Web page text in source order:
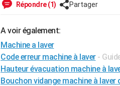
Répondre (1) Partager
A voir également:
Machine a laver
Code erreur machine à laver -
Hauteur évacuation machine à
Bouchon vidange machine à laver